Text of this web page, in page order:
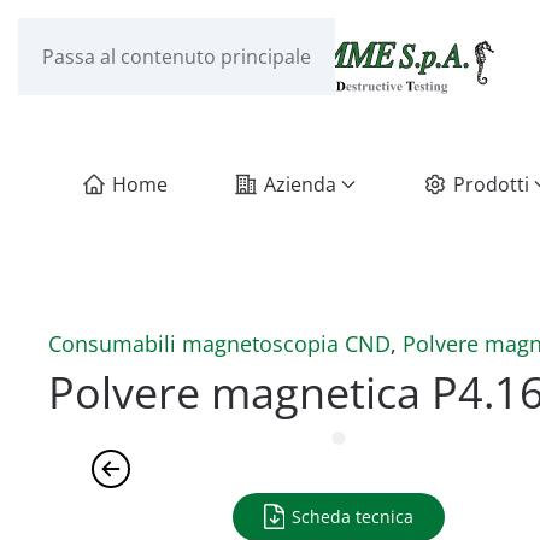
Passa al contenuto principale
Home Azienda Prodotti
Consumabili magnetoscopia CND, Polvere
Polvere magnetica
Scheda tecnica